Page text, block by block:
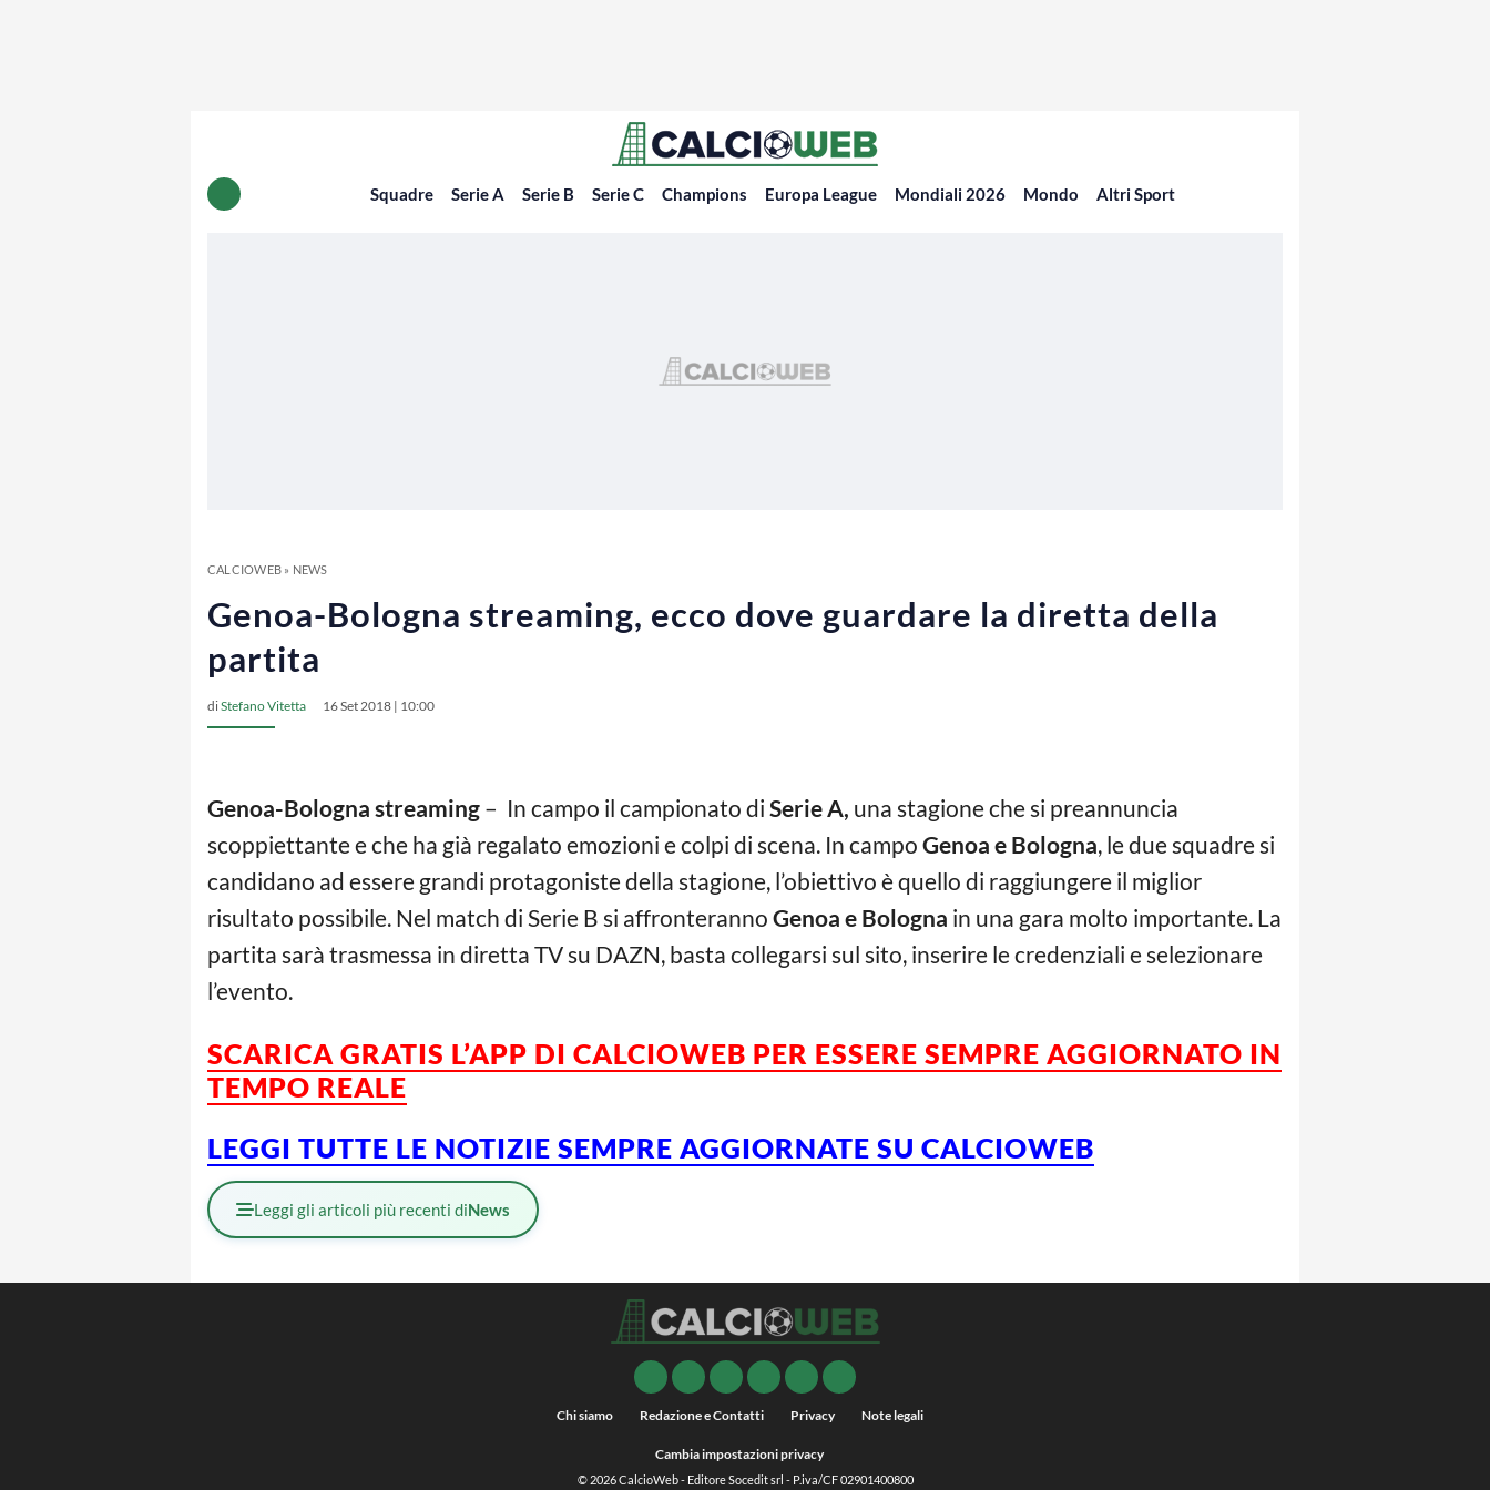
Squadre Serie A Serie B Serie C Champions Europa League Mondiali 2026 Mondo Altri Sport
CALCIOWEB» NEWS
Genoa-Bologna streaming, ecco dove guardare la diretta della
partita
diStefano Vitetta 16 Set 2018 | 10:00
Genoa-Bologna streaming – In campo il campionato di Serie A, una stagione che si preannuncia
scoppiettante e che ha già regalato emozioni e colpi di scena. In campo Genoa e Bologna, le due squadre si
candidano ad essere grandi protagoniste della stagione, l’obiettivo è quello di raggiungere il miglior
risultato possibile. Nel match di Serie B si affronteranno Genoa e Bologna in una gara molto importante. La
partita sarà trasmessa in diretta TV su DAZN, basta collegarsi sul sito, inserire le credenziali e selezionare
l’evento.
SCARICA GRATIS L’APP DI CALCIOWEB PER ESSERE SEMPRE AGGIORNATO IN
TEMPO REALE
LEGGI TUTTE LE NOTIZIE SEMPRE AGGIORNATE SU CALCIOWEB
Leggi gli articoli più recenti diNews
Chi siamo Redazione e Contatti Privacy Note legali
Cambia impostazioni privacy
© 2026CalcioWeb- Editore Socedit srl - P.iva/CF 02901400800